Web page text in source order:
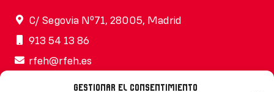
Gestionar el consentimiento
C/ Segovia Nº71, 28005, Madrid
913 54 13 86
rfeh@rfeh.es